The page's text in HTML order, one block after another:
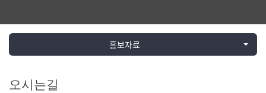
홍보자료
오시는길